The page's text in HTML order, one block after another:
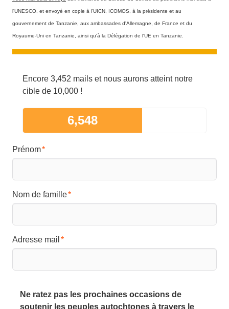
l'UNESCO, et envoyé en copie à l'UICN, ICOMOS, à la présidente et au
gouvernement de Tanzanie, aux ambassades d'Allemagne, de France et du
Royaume-Uni en Tanzanie, ainsi qu'à la Délégation de l'UE en Tanzanie.
Encore 3,452 mails et nous aurons atteint notre
cible de 10,000 !
6,548
Prénom
Nom de famille
Adresse mail
Ne ratez pas les prochaines occasions de
soutenir les peuples autochtones à travers le